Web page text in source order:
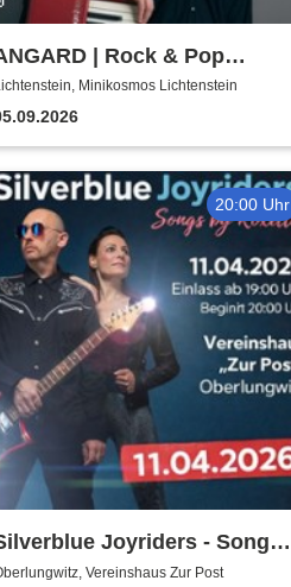
| Rock & Pop
Minikosmos Lichtenstein
20:00 Uhr
Joyriders - Songs
RoxetteVereinshaus Zur Post